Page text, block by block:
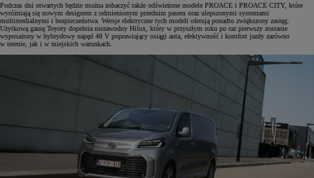
Podczas dni otwartych będzie można zobaczyć także odświeżone modele PROACE i PROACE CITY, które
wyróżniają się nowym designem z odmienionym przednim pasem oraz ulepszonymi systemami
multimedialnymi i bezpieczeństwa. Wersje elektryczne tych modeli oferują ponadto zwiększony zasięg.
Użytkową gamę Toyoty dopełnia niezawodny Hilux, który w przyszłym roku po raz pierwszy zostanie
wyposażony w hybrydowy napęd 48 V poprawiający osiągi auta, efektywność i komfort jazdy zarówno
w terenie, jak i w miejskich warunkach.